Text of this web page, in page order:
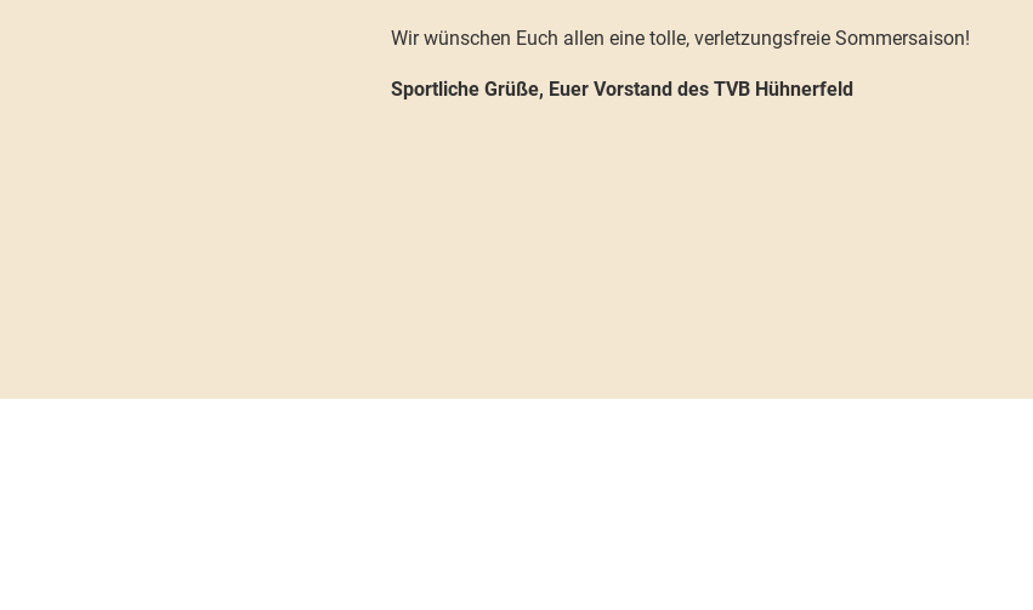
Wir wünschen Euch allen eine tolle, verletzungsfreie Sommersaison!
Sportliche Grüße, Euer Vorstand des TVB Hühnerfeld